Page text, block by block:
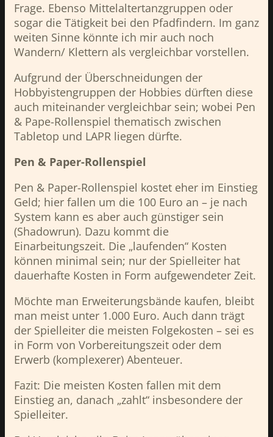
Frage. Ebenso Mittelaltertanzgruppen oder
sogar die Tätigkeit bei den Pfadfindern. Im ganz
weiten Sinne könnte ich mir auch noch
Wandern/ Klettern als vergleichbar vorstellen.
Aufgrund der Überschneidungen der
Hobbyistengruppen der Hobbies dürften diese
auch miteinander vergleichbar sein; wobei Pen
& Pape-Rollenspiel thematisch zwischen
Tabletop und LAPR liegen dürfte.
Pen & Paper-Rollenspiel
Pen & Paper-Rollenspiel kostet eher im Einstieg
Geld; hier fallen um die 100 Euro an – je nach
System kann es aber auch günstiger sein
(Shadowrun). Dazu kommt die
Einarbeitungszeit. Die „laufenden“ Kosten
können minimal sein; nur der Spielleiter hat
dauerhafte Kosten in Form aufgewendeter Zeit.
Möchte man Erweiterungsbände kaufen, bleibt
man meist unter 1.000 Euro. Auch dann trägt
der Spielleiter die meisten Folgekosten – sei es
in Form von Vorbereitungszeit oder dem
Erwerb (komplexerer) Abenteuer.
Fazit: Die meisten Kosten fallen mit dem
Einstieg an, danach „zahlt“ insbesondere der
Spielleiter.